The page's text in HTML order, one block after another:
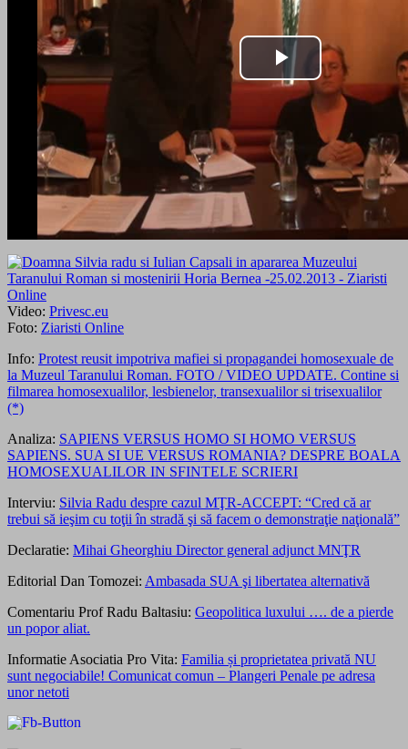
Video: Privesc.eu
Foto: Ziaristi Online
Info: Protest reusit impotriva mafiei si propagandei homosexuale de
la Muzeul Taranului Roman. FOTO / VIDEO UPDATE. Contine si
filmarea homosexualilor, lesbienelor, transexualilor si trisexualilor
(*)
Analiza: SAPIENS VERSUS HOMO SI HOMO VERSUS
SAPIENS. SUA SI UE VERSUS ROMANIA? DESPRE BOALA
HOMOSEXUALILOR IN SFINTELE SCRIERI
Interviu: Silvia Radu despre cazul MŢR-ACCEPT: “Cred că ar
trebui să ieşim cu toţii în stradă şi să facem o demonstraţie naţională”
Declaratie: Mihai Gheorghiu Director general adjunct MNŢR
Editorial Dan Tomozei: Ambasada SUA şi libertatea alternativă
Comentariu Prof Radu Baltasiu: Geopolitica luxului …. de a pierde
un popor aliat.
Informatie Asociatia Pro Vita: Familia și proprietatea privată NU
sunt negociabile! Comunicat comun – Plangeri Penale pe adresa
unor netoti